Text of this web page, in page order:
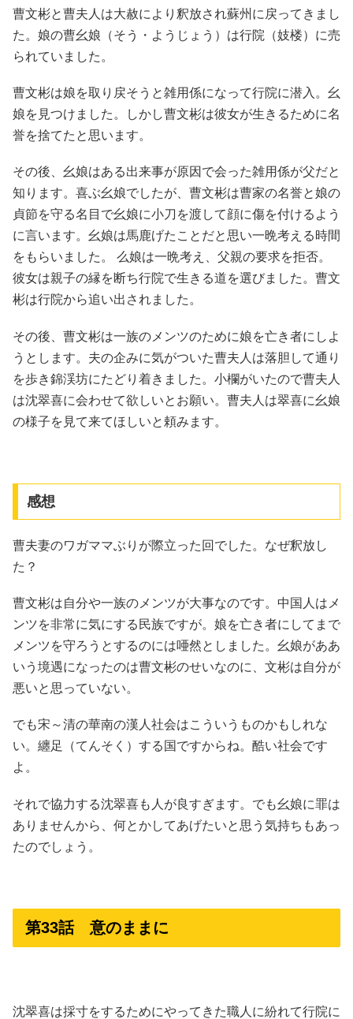
曹文彬と曹夫人は大赦により釈放され蘇州に戻ってきまし
た。娘の曹幺娘（そう・ようじょう）は行院（妓楼）に売
られていました。
曹文彬は娘を取り戻そうと雑用係になって行院に潜入。幺
娘を見つけました。しかし曹文彬は彼女が生きるために名
誉を捨てたと思います。
その後、幺娘はある出来事が原因で会った雑用係が父だと
知ります。喜ぶ幺娘でしたが、曹文彬は曹家の名誉と娘の
貞節を守る名目で幺娘に小刀を渡して顔に傷を付けるよう
に言います。幺娘は馬鹿げたことだと思い一晩考える時間
をもらいました。 么娘は一晩考え、父親の要求を拒否。
彼女は親子の縁を断ち行院で生きる道を選びました。曹文
彬は行院から追い出されました。
その後、曹文彬は一族のメンツのために娘を亡き者にしよ
うとします。夫の企みに気がついた曹夫人は落胆して通り
を歩き錦渓坊にたどり着きました。小欄がいたので曹夫人
は沈翠喜に会わせて欲しいとお願い。曹夫人は翠喜に幺娘
の様子を見て来てほしいと頼みます。
感想
曹夫妻のワガママぶりが際立った回でした。なぜ釈放し
た？
曹文彬は自分や一族のメンツが大事なのです。中国人はメ
ンツを非常に気にする民族ですが。娘を亡き者にしてまで
メンツを守ろうとするのには唖然としました。幺娘がああ
いう境遇になったのは曹文彬のせいなのに、文彬は自分が
悪いと思っていない。
でも宋～清の華南の漢人社会はこういうものかもしれな
い。纏足（てんそく）する国ですからね。酷い社会です
よ。
それで協力する沈翠喜も人が良すぎます。でも幺娘に罪は
ありませんから、何とかしてあげたいと思う気持ちもあっ
たのでしょう。
第33話 意のままに
沈翠喜は採寸をするためにやってきた職人に紛れて行院に